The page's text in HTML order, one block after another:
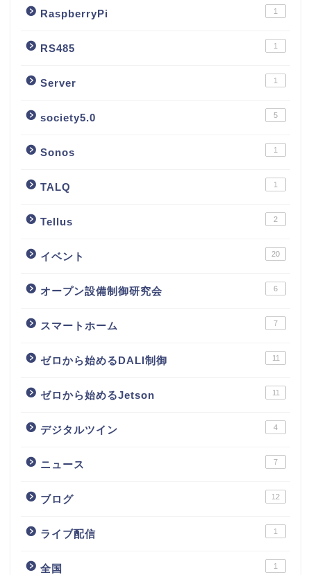
RaspberryPi 1
RS485 1
Server 1
society5.0 5
Sonos 1
TALQ 1
Tellus 2
イベント 20
オープン設備制御研究会 6
スマートホーム 7
ゼロから始めるDALI制御 11
ゼロから始めるJetson 11
デジタルツイン 4
ニュース 7
ブログ 12
ライブ配信 1
全国 1